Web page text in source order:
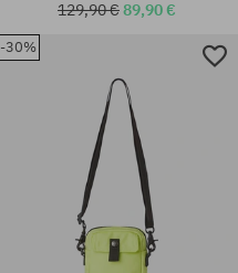
univerzálna veľkosť
129,90 €89,90 €
-30%